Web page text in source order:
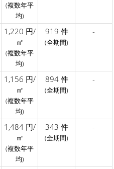
(複数年平
均)
1,220 円/
㎡
(複数年平
均)
919 件
(全期間)
-
1,156 円/
㎡
(複数年平
均)
894 件
(全期間)
-
1,484 円/
㎡
(複数年平
均)
343 件
(全期間)
-